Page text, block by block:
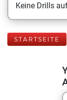
Keine Drills
STARTSEITE